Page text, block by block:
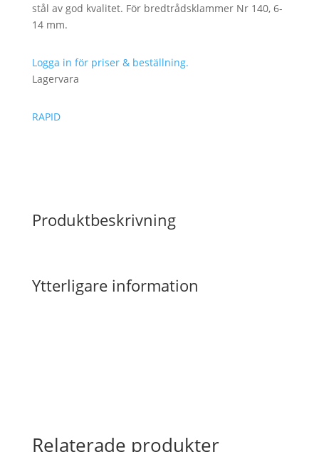
stål av god kvalitet. För bredtrådsklammer Nr 140, 6-
14 mm.
Logga in för priser & beställning.
Lagervara
RAPID
Produktbeskrivning
Ytterligare information
Relaterade produkter